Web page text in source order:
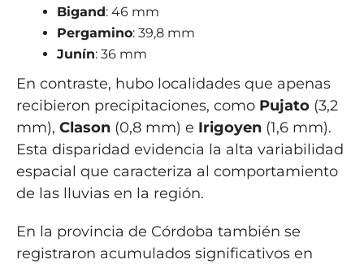
Bigand: 46 mm
Pergamino: 39,8 mm
Junín: 36 mm
En contraste, hubo localidades que apenas
recibieron precipitaciones, como Pujato(3,2
mm), Clason(0,8 mm) e Irigoyen(1,6 mm).
Esta disparidad evidencia la alta variabilidad
espacial que caracteriza al comportamiento
de las lluvias en la región.
En la provincia de Córdoba también se
registraron acumulados significativos en